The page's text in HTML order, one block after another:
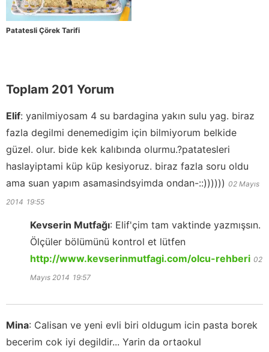
Patatesli Çörek Tarifi
Toplam 201 Yorum
Elif: yanilmiyosam 4 su bardagina yakın sulu yag. biraz
fazla degilmi denemedigim için bilmiyorum belkide
güzel. olur. bide kek kalıbında olurmu.?patatesleri
haslayiptami küp küp kesiyoruz. biraz fazla soru oldu
ama suan yapım asamasindsyimda ondan-::)))))) 02 Mayıs
2014 19:55
Kevserin Mutfağı: Elif'çim tam vaktinde yazmışsın.
Ölçüler bölümünü kontrol et lütfen
http://www.kevserinmutfagi.com/olcu-rehberi 02
Mayıs 2014 19:57
Mina: Calisan ve yeni evli biri oldugum icin pasta borek
becerim cok iyi degildir... Yarin da ortaokul